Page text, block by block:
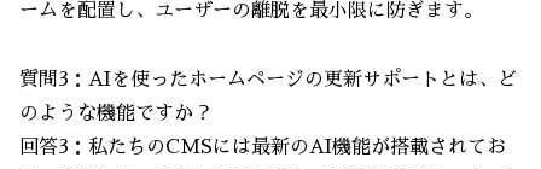
ームを配置し、ユーザーの離脱を最小限に防ぎます。
質問3：AIを使ったホームページの更新サポートとは、ど
のような機能ですか？
回答3：私たちのCMSには最新のAI機能が搭載されてお